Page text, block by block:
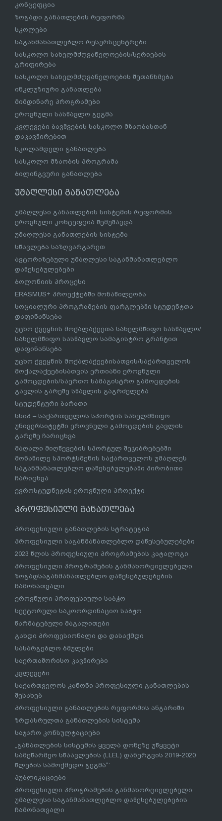
კონცეფცია
ზოგადი განათლების რეფორმა
სკოლები
საგანმანათლებლო რესურსცენტრები
სასკოლო სახელმძღვანელოების/სერიების
გრიფირება
სასკოლო სახელმძღვანელოების შეთანხმება
ინკლუზიური განათლება
მიმდინარე პროგრამები
ეროვნული სასწავლო გეგმა
კვლევები ბავშვების სასკოლო მზაობასთან
დაკავშირებით
სკოლამდელი განათლება
სასკოლო მზაობის პროგრამა
ბილინგვური განათლება
უმაღლესი განათლება
უმაღლესი განათლების სისტემის რეფორმის
ეროვნული კონცეფცია შემუშავდა
უმაღლესი განათლების სისტემა
სწავლება საზღვარგარეთ
ავტორიზებული უმაღლესი საგანმანათლებლო
დაწესებულებები
ბოლონიის პროცესი
ERASMUS+ პროექტებში მონაწილეობა
სოციალური პროგრამების ფარგლებში სტუდენტთა
დაფინანსება
უცხო ქვეყნის მოქალაქეეთა სახელმწიფო სასწავლო/
სახელმწიფო სასწავლო სამაგისტრო გრანტით
დაფინანსება
უცხო ქვეყნის მოქალაქეებისათვის/საქართველოს
მოქალაქეებისათვის ერთიანი ეროვნული
გამოცდების/საერთო სამაგისტრო გამოცდების
გავლის გარეშე სწავლის გაგრძელება
სტუდენტური ბარათი
სსიპ – საქართველოს სპორტის სახელმწიფო
უნივერსიტეტში ეროვნული გამოცდების გავლის
გარეშე ჩარიცხვა
მაღალი მიღწევების სპორტულ შეჯიბრებებში
მონაწილე სპორტსმენის საქართველოს უმაღლეს
საგანმანათლებლო დაწესებულებაში პირობითი
ჩარიცხვა
ევროსტუდნეტის ეროვნული პროექტი
პროფესიული განათლება
პროფესიული განათლების სტრატეგია
პროფესიული საგანმანათლებლო დაწესებულებები
2023 წლის პროფესიული პროგრამების კატალოგი
პროფესიული პროგრამების განმახორციელებელი
ზოგადსაგანმანათლებლო დაწესებულებების
ჩამონათვალი
ეროვნული პროფესიული საბჭო
სექტორული საკოორდინაციო საბჭო
წარმატებული მაგალითები
გახდი პროფესიონალი და დასაქმდი
სასარგებლო ბმულები
საერთაშორისო კავშირები
კვლევები
საქართველოს კანონი პროფესიული განათლების
შესახებ
პროფესიული განათლების რეფორმის ანგარიში
ზრდასრულთა განათლების სისტემა
საჯარო კონსულტაციები
„განათლების სისტემის ყველა დონეზე უწყვეტი
სამეწარმეო სწაავლების (LLEL) დანერგვის 2019-2020
წლების სამოქმედო გეგმა“’
პუბლიკაციები
პროფესიული პროგრამების განმახორციელებელი
უმაღლესი საგანმანათლებლო დაწესებულებების
ჩამონათვალი